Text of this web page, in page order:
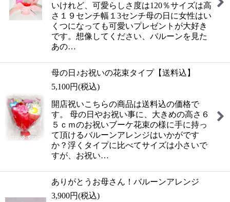
いけれど、可愛らしさ度は120％サイズは高
さ１９センチ幅１3センチ母の日に女性はい
くつになっても可愛いプレゼントが大好き
です。想像してください、バルーンを見た
あの…
母の日♪お祝いの花束タイプ【送料込】
5,100円(税込)
開店祝いこちらの商品は送料込の価格で
す。 母の日やお祝い事に、大きめの高さ６
５ｃｍのお祝いブーケ花束の様に手に持っ
て頂けるバルーンアレンジはいかがです
か？浮くタイプに比べてサイズは小さいで
すが、お祝い…
ありがとうお母さん！バルーンアレンジ
3,900円(税込)